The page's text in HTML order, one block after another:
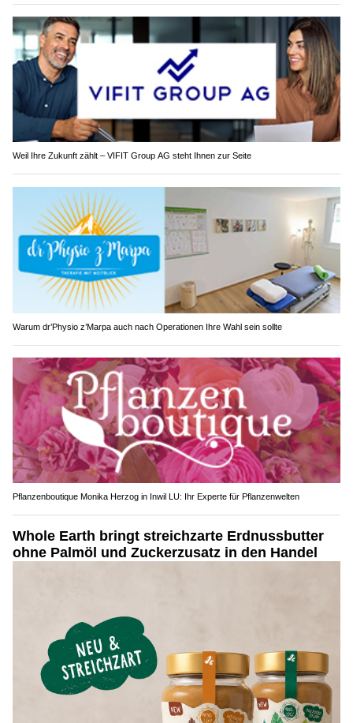
Weil Ihre Zukunft zählt – VIFIT Group AG steht Ihnen zur Seite
Warum dr’Physio z’Marpa auch nach Operationen Ihre Wahl sein sollte
Pflanzenboutique Monika Herzog in Inwil LU: Ihr Experte für Pflanzenwelten
Whole Earth bringt streichzarte Erdnussbutter
ohne Palmöl und Zuckerzusatz in den Handel